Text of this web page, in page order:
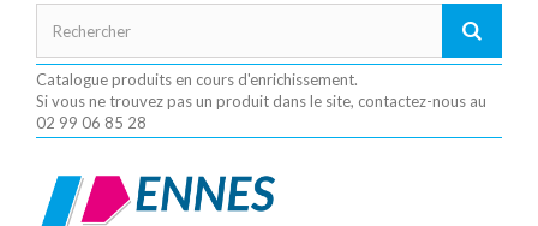
Catalogue produits en cours d'enrichissement.
Si vous ne trouvez pas un produit dans le site, contactez-nous au
02 99 06 85 28